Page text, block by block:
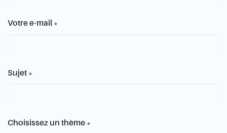
Votre e-mail *
Sujet *
Choisissez un thème *